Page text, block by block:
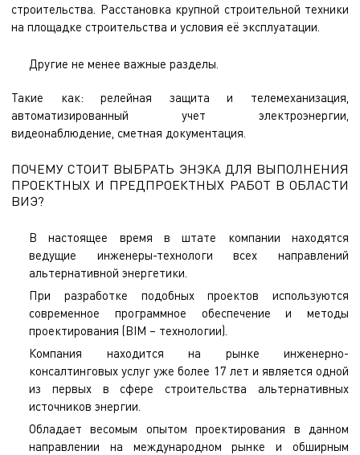
строительства. Расстановка крупной строительной техники
на площадке строительства и условия её эксплуатации.
Другие не менее важные разделы.
Такие как: релейная защита и телемеханизация,
автоматизированный учет электроэнергии,
видеонаблюдение, сметная документация.
ПОЧЕМУ СТОИТ ВЫБРАТЬ ЭНЭКА ДЛЯ ВЫПОЛНЕНИЯ
ПРОЕКТНЫХ И ПРЕДПРОЕКТНЫХ РАБОТ В ОБЛАСТИ
ВИЭ?
В настоящее время в штате компании находятся
ведущие инженеры-технологи всех направлений
альтернативной энергетики.
При разработке подобных проектов используются
современное программное обеспечение и методы
проектирования (BIM – технологии).
Компания находится на рынке инженерно-
консалтинговых услуг уже более 17 лет и является одной
из первых в сфере строительства альтернативных
источников энергии.
Обладает весомым опытом проектирования в данном
направлении на международном рынке и обширным